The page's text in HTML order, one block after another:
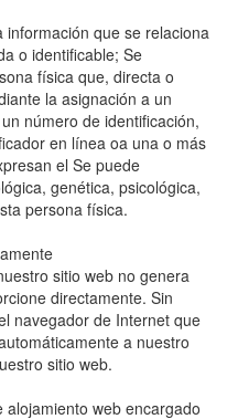
que se relaciona
o identificable; Se
física que, directa o
la asignación a un
número de identificación,
en línea oa una o más
el Se puede
genética, psicológica,
persona física.
sitio web no genera
directamente. Sin
navegador de Internet que
a nuestro
sitio web.
web encargado